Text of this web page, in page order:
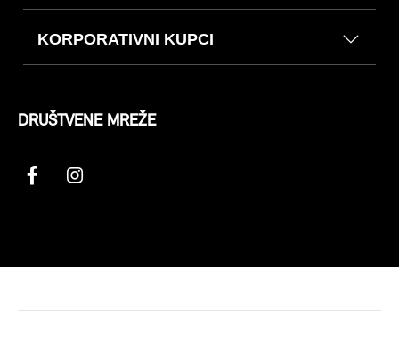
KORPORATIVNI KUPCI
DRUŠTVENE MREŽE